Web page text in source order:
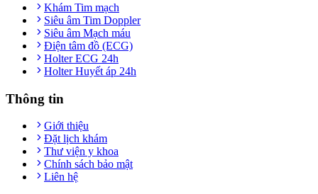
Khám Tim mạch
Siêu âm Tim Doppler
Siêu âm Mạch máu
Điện tâm đồ (ECG)
Holter ECG 24h
Holter Huyết áp 24h
Thông tin
Giới thiệu
Đặt lịch khám
Thư viện y khoa
Chính sách bảo mật
Liên hệ